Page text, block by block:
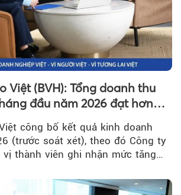
Việt (BVH): Tổng doanh thu
đầu năm 2026 đạt hơn
công bố kết quả kinh doanh
(trước soát xét), theo đó Công ty
vị thành viên ghi nhận mức tăng